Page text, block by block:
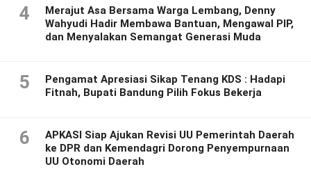
4
Merajut Asa Bersama Warga Lembang, Denny
Wahyudi Hadir Membawa Bantuan, Mengawal PIP,
dan Menyalakan Semangat Generasi Muda
5
Pengamat Apresiasi Sikap Tenang KDS : Hadapi
Fitnah, Bupati Bandung Pilih Fokus Bekerja
6
APKASI Siap Ajukan Revisi UU Pemerintah Daerah
ke DPR dan Kemendagri Dorong Penyempurnaan
UU Otonomi Daerah